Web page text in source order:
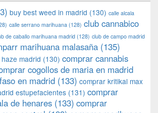
buy best weed in madrid (130) calle alcala
calle serrano marihuana (128) club cannabico
de caballo marihuana madrid (128) club de campo madrid
marihuana malasaña (135)
madrid (130) comprar cannabis
cogollos de maria en madrid
en madrid (133) comprar kritikal max
estupefacientes (131) comprar
de henares (133) comprar